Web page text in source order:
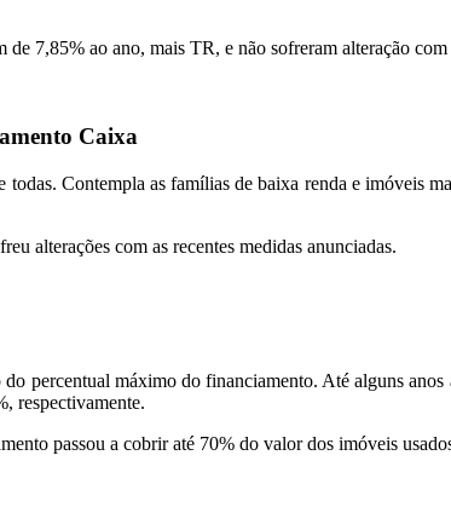
7,85% ao ano, mais TR, e não sofreram alteração com
Caixa
Contempla as famílias de baixa renda e imóveis
alterações com as recentes medidas anunciadas.
percentual máximo do financiamento. Até alguns
respectivamente.
passou a cobrir até 70% do valor dos imóveis